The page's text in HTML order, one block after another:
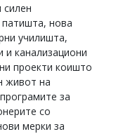
силен
патишта, нова
училишта,
канализациони
проекти коишто
живот на
за
со
мерки за